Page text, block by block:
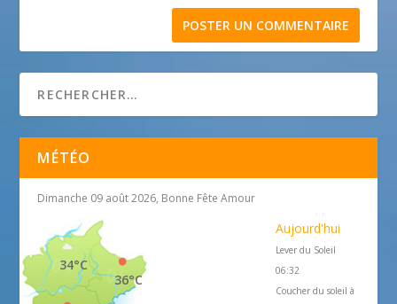
MÉTÉO
Dimanche 09 août 2026, Bonne Fête Amour
36°C
34°C
Aujourd'hui
Lever du Soleil
06:32
Coucher du soleil à